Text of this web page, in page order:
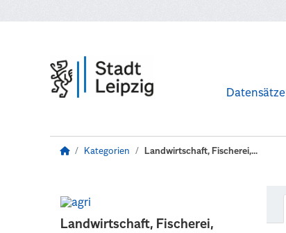
Datensätze
Kategorien Landwirtschaft, Fischerei,...
Landwirtschaft, Fischerei,